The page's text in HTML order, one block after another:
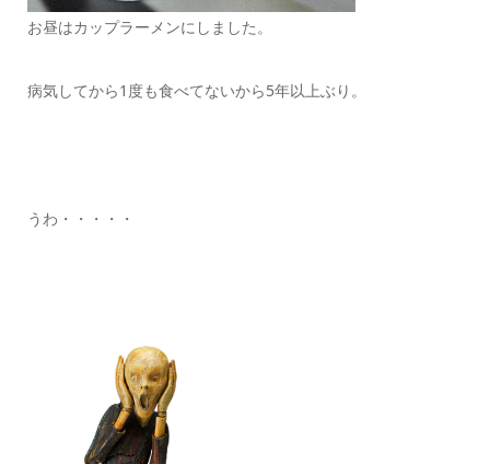
お昼はカップラーメンにしました。
病気してから1度も食べてないから5年以上ぶり。
うわ・・・・・